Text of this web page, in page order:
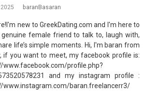
baranBasaran
new to GreekDating.com and I'm here to
female friend to talk to, laugh with,
life’s simple moments. Hi, I'm baran from
if you want to meet, my facebook profile is:
www.facebook.com/profile.php?
and my instagram profile :
www.instagram.com/baran.freelancerr3/